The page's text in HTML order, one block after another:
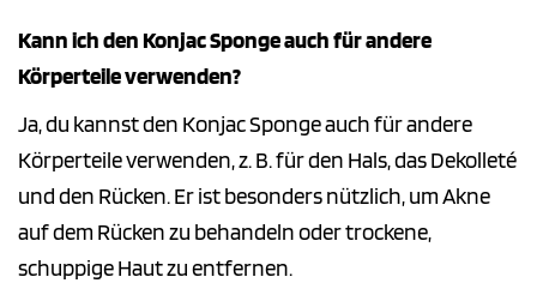
Kann ich den Konjac Sponge auch für andere
Körperteile verwenden?
Ja, du kannst den Konjac Sponge auch für andere
Körperteile verwenden, z. B. für den Hals, das Dekolleté
und den Rücken. Er ist besonders nützlich, um Akne
auf dem Rücken zu behandeln oder trockene,
schuppige Haut zu entfernen.